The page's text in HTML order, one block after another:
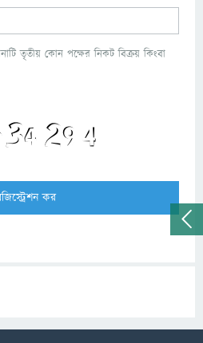
তৃতীয় কোন পক্ষের নিকট বিক্রয় কিংবা